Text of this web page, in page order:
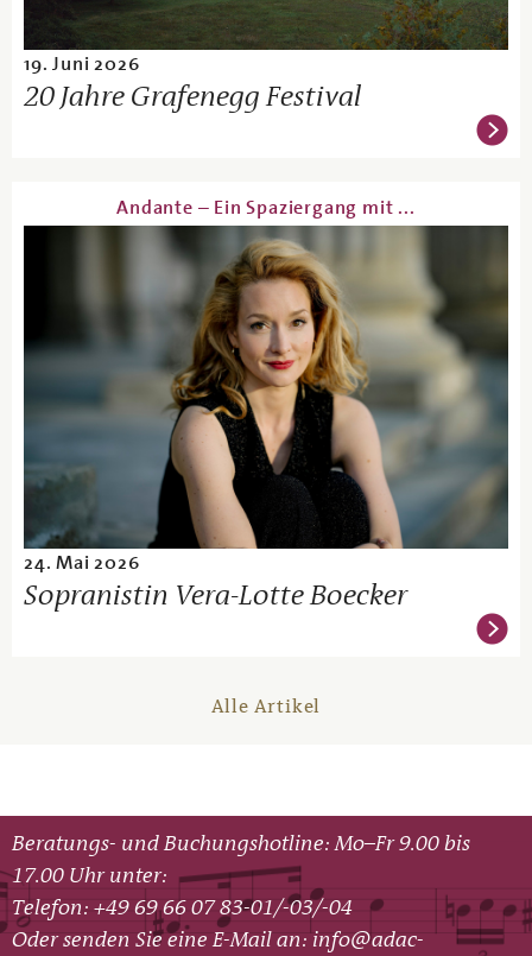
19. Juni 2026
20 Jahre Grafenegg Festival
Andante – Ein Spaziergang mit ...
24. Mai 2026
Sopranistin Vera-Lotte Boecker
Alle Artikel
Beratungs- und Buchungshotline: Mo–Fr 9.00 bis
17.00 Uhr unter:
Telefon: +49 69 66 07 83-01/-03/-04
Oder senden Sie eine E-Mail an:info@adac-